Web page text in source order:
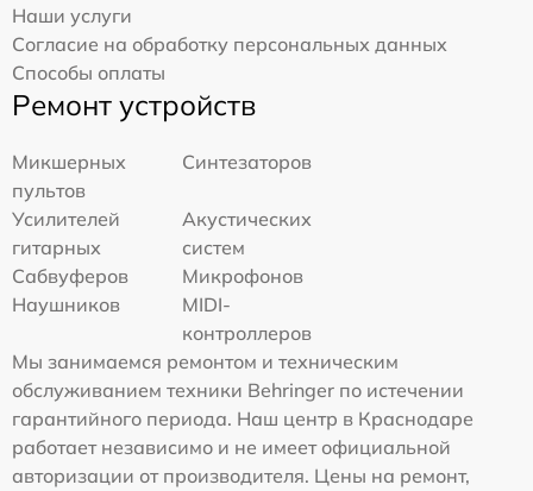
Наши услуги
Согласие на обработку персональных данных
Способы оплаты
Ремонт устройств
Микшерных
пультов
Синтезаторов
Усилителей
гитарных
Акустических
систем
Сабвуферов
Микрофонов
Наушников
MIDI-
контроллеров
Мы занимаемся ремонтом и техническим
обслуживанием техники Behringer по истечении
гарантийного периода. Наш центр в Краснодаре
работает независимо и не имеет официальной
авторизации от производителя. Цены на ремонт,